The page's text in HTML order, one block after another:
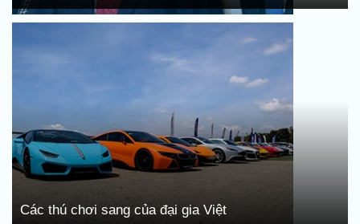
Các thú chơi sang của đại gia Việt